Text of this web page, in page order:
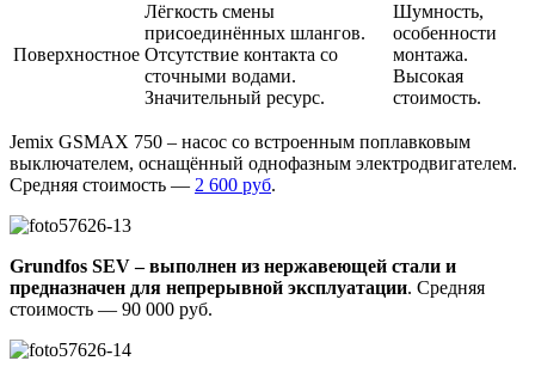
Поверхностное
Лёгкость смены
присоединённых шлангов.
Отсутствие контакта со
сточными водами.
Значительный ресурс.
Шумность,
особенности
монтажа.
Высокая
стоимость.
Jemix GSMAX 750 – насос со встроенным поплавковым
выключателем, оснащённый однофазным электродвигателем.
Средняя стоимость — 2 600 руб.
Grundfos SEV – выполнен из нержавеющей стали и
предназначен для непрерывной эксплуатации. Средняя
стоимость — 90 000 руб.